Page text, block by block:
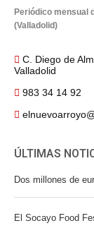
Periódico mensual
(Valladolid)
C. Diego de
Valladolid
983 34 14 92
ÚLTIMAS
Dos millones de
El Socayo Food